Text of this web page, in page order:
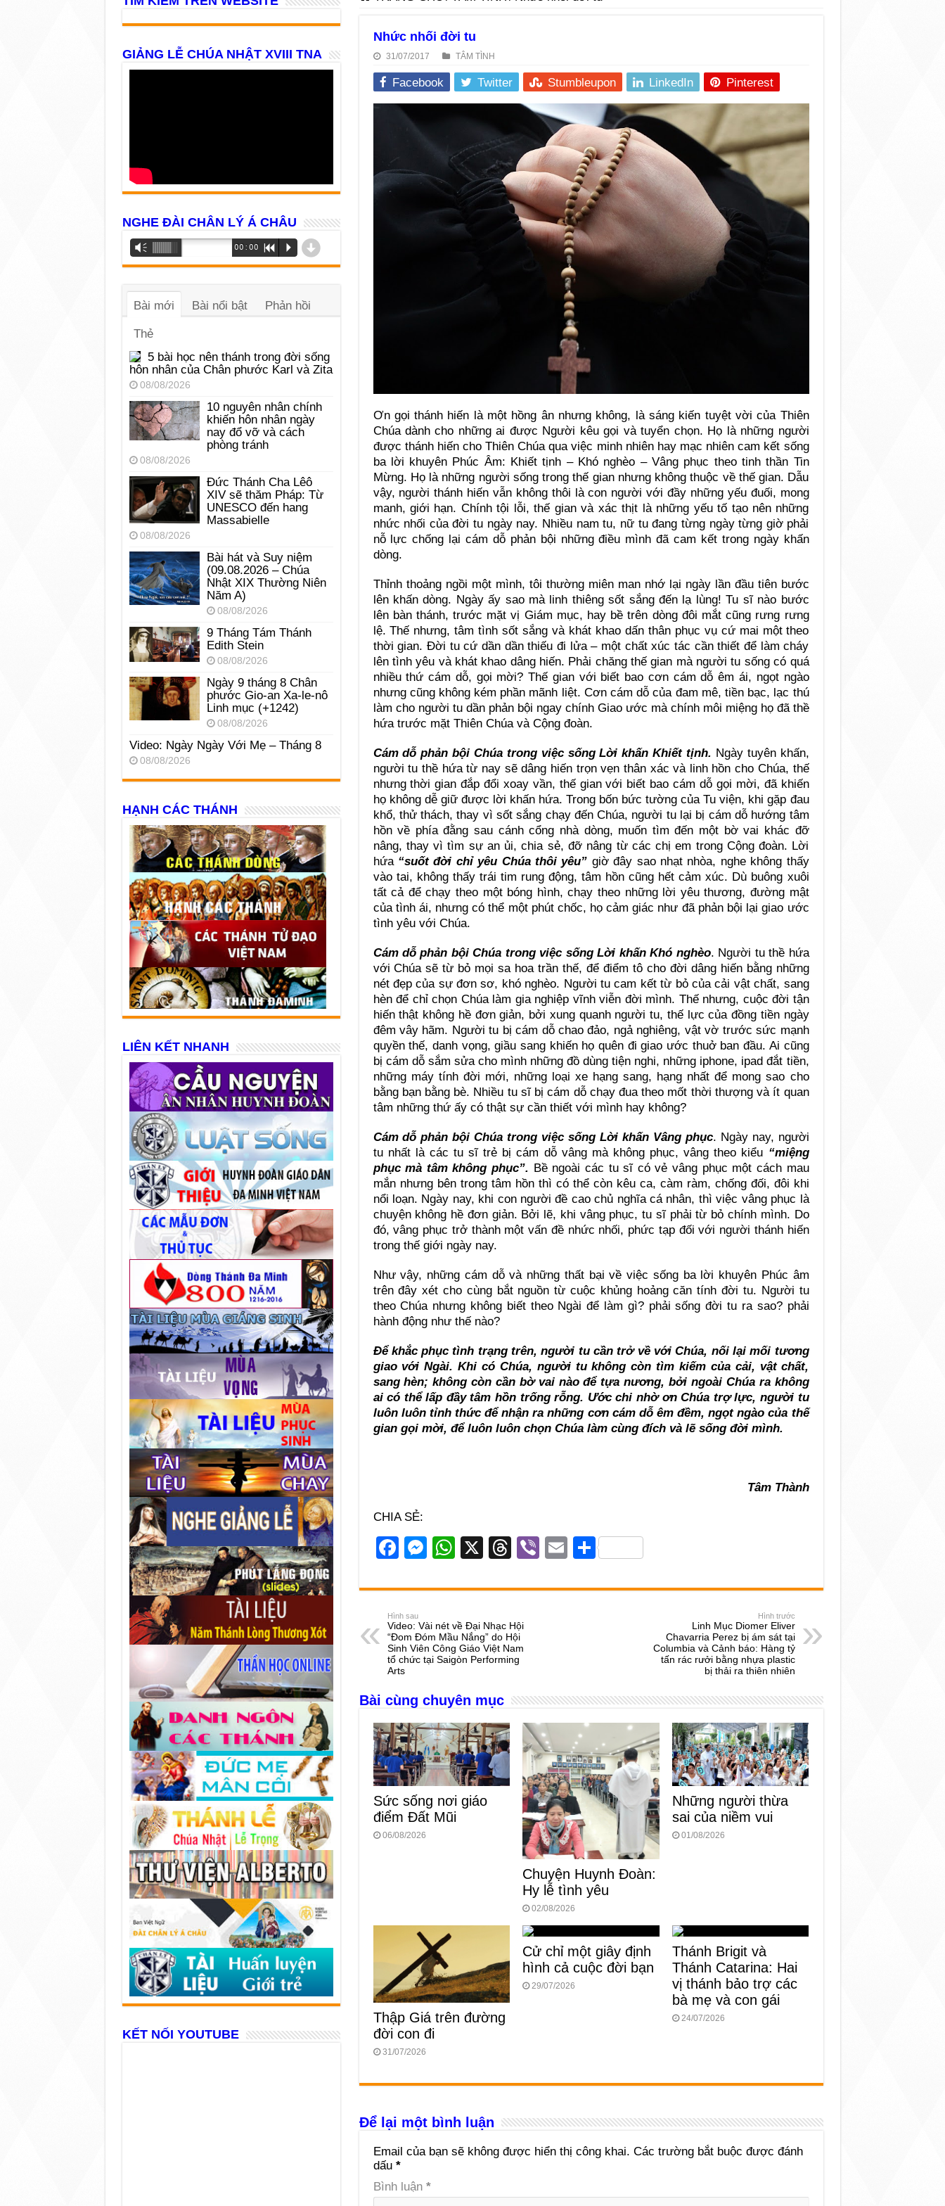
Nhức nhối đời tu
31/07/2017 TÂM TÌNH
Facebook Twitter Stumbleupon LinkedIn Pinterest
Ơn gọi thánh hiến là một hồng ân nhưng không, là sáng kiến tuyệt vời của Thiên
Chúa dành cho những ai được Người kêu gọi và tuyển chọn. Họ là những người
được thánh hiến cho Thiên Chúa qua việc minh nhiên hay mạc nhiên cam kết sống
ba lời khuyên Phúc Âm: Khiết tịnh – Khó nghèo – Vâng phục theo tinh thần Tin
Mừng. Họ là những người sống trong thế gian nhưng không thuộc về thế gian. Dẫu
vậy, người thánh hiến vẫn không thôi là con người với đầy những yếu đuối, mong
manh, giới hạn. Chính tội lỗi, thế gian và xác thịt là những yếu tố tạo nên những
nhức nhối của đời tu ngày nay. Nhiều nam tu, nữ tu đang từng ngày từng giờ phải
nỗ lực chống lại cám dỗ phản bội những điều mình đã cam kết trong ngày khấn
dòng.
Thỉnh thoảng ngồi một mình, tôi thường miên man nhớ lại ngày lần đầu tiên bước
lên khấn dòng. Ngày ấy sao mà linh thiêng sốt sắng đến lạ lùng! Tu sĩ nào bước
lên bàn thánh, trước mặt vị Giám mục, hay bề trên dòng đôi mắt cũng rưng rưng
lệ. Thế nhưng, tâm tình sốt sắng và khát khao dấn thân phục vụ cứ mai một theo
thời gian. Đời tu cứ dần dần thiếu đi lửa – một chất xúc tác cần thiết để làm cháy
lên tình yêu và khát khao dâng hiến. Phải chăng thế gian mà người tu sống có quá
nhiều thứ cám dỗ, gọi mời? Thế gian với biết bao cơn cám dỗ êm ái, ngọt ngào
nhưng cũng không kém phần mãnh liệt. Cơn cám dỗ của đam mê, tiền bạc, lạc thú
làm cho người tu dần phản bội ngay chính Giao ước mà chính môi miệng họ đã thề
hứa trước mặt Thiên Chúa và Cộng đoàn.
Cám dỗ phản bội Chúa trong việc sống Lời khấn Khiết tịnh. Ngày tuyên khấn,
người tu thề hứa từ nay sẽ dâng hiến trọn vẹn thân xác và linh hồn cho Chúa, thế
nhưng thời gian đắp đổi xoay vần, thế gian với biết bao cám dỗ gọi mời, đã khiến
họ không dễ giữ được lời khấn hứa. Trong bốn bức tường của Tu viện, khi gặp đau
khổ, thử thách, thay vì sốt sắng chạy đến Chúa, người tu lại bị cám dỗ hướng tâm
hồn về phía đằng sau cánh cổng nhà dòng, muốn tìm đến một bờ vai khác đỡ
nâng, thay vì tìm sự an ủi, chia sẻ, đỡ nâng từ các chị em trong Cộng đoàn. Lời
hứa “suốt đời chỉ yêu Chúa thôi yêu” giờ đây sao nhạt nhòa, nghe không thấy
vào tai, không thấy trái tim rung động, tâm hồn cũng hết cảm xúc. Dù buông xuôi
tất cả để chạy theo một bóng hình, chạy theo những lời yêu thương, đường mật
của tình ái, nhưng có thể một phút chốc, họ cảm giác như đã phản bội lại giao ước
tình yêu với Chúa.
Cám dỗ phản bội Chúa trong việc sống Lời khấn Khó nghèo. Người tu thề hứa
với Chúa sẽ từ bỏ mọi sa hoa trần thế, để điểm tô cho đời dâng hiến bằng những
nét đẹp của sự đơn sơ, khó nghèo. Người tu cam kết từ bỏ của cải vật chất, sang
hèn để chỉ chọn Chúa làm gia nghiệp vĩnh viễn đời mình. Thế nhưng, cuộc đời tận
hiến thật không hề đơn giản, bởi xung quanh người tu, thế lực của đồng tiền ngày
đêm vây hãm. Người tu bị cám dỗ chao đảo, ngả nghiêng, vật vờ trước sức mạnh
quyền thế, danh vọng, giầu sang khiến họ quên đi giao ước thuở ban đầu. Ai cũng
bị cám dỗ sắm sửa cho mình những đồ dùng tiện nghi, những iphone, ipad đắt tiền,
những máy tính đời mới, những loại xe hạng sang, hạng nhất để mong sao cho
bằng bạn bằng bè. Nhiều tu sĩ bị cám dỗ chạy đua theo mốt thời thượng và ít quan
tâm những thứ ấy có thật sự cần thiết với mình hay không?
Cám dỗ phản bội Chúa trong việc sống Lời khấn Vâng phục. Ngày nay, người
tu nhất là các tu sĩ trẻ bị cám dỗ vâng mà không phục, vâng theo kiểu “miệng
phục mà tâm không phục”. Bề ngoài các tu sĩ có vẻ vâng phục một cách mau
mắn nhưng bên trong tâm hồn thì có thể còn kêu ca, càm ràm, chống đối, đôi khi
nổi loạn. Ngày nay, khi con người đề cao chủ nghĩa cá nhân, thì việc vâng phục là
chuyện không hề đơn giản. Bởi lẽ, khi vâng phục, tu sĩ phải từ bỏ chính mình. Do
đó, vâng phục trở thành một vấn đề nhức nhối, phức tạp đối với người thánh hiến
trong thế giới ngày nay.
Như vậy, những cám dỗ và những thất bại về việc sống ba lời khuyên Phúc âm
trên đây xét cho cùng bắt nguồn từ cuộc khủng hoảng căn tính đời tu. Người tu
theo Chúa nhưng không biết theo Ngài để làm gì? phải sống đời tu ra sao? phải
hành động như thế nào?
Để khắc phục tình trạng trên, người tu cần trở về với Chúa, nối lại mối tương
giao với Ngài. Khi có Chúa, người tu không còn tìm kiếm của cải, vật chất,
sang hèn; không còn cần bờ vai nào để tựa nương, bởi ngoài Chúa ra không
ai có thể lấp đầy tâm hồn trống rỗng. Ước chi nhờ ơn Chúa trợ lực, người tu
luôn luôn tỉnh thức để nhận ra những cơn cám dỗ êm đềm, ngọt ngào của thế
gian gọi mời, để luôn luôn chọn Chúa làm cùng đích và lẽ sống đời mình.
Tâm Thành
CHIA SẺ:
F
c
e
b
o
o
k
M
ss
n
g
W
at
s
A
p
X
T
e
d
s
Vi
er
E
ail
S
ar
Hình sau
Video: Vài nét về Đại Nhạc Hội
“Đom Đóm Mầu Nắng” do Hội
Sinh Viên Công Giáo Việt Nam
tổ chức tại Saigòn Performing
Arts
Hình trước
Linh Mục Diomer Eliver
Chavarria Perez bị ám sát tại
Columbia và Cảnh báo: Hàng tỷ
tấn rác rưởi bằng nhựa plastic
bị thải ra thiên nhiên
Bài cùng chuyên mục
Sức sống nơi giáo
điểm Đất Mũi
06/08/2026
Chuyện Huynh Đoàn:
Hy lễ tình yêu
02/08/2026
Những người thừa
sai của niềm vui
01/08/2026
Thập Giá trên đường
đời con đi
31/07/2026
Cử chỉ một giây định
hình cả cuộc đời bạn
29/07/2026
Thánh Brigit và
Thánh Catarina: Hai
vị thánh bảo trợ các
bà mẹ và con gái
24/07/2026
Để lại một bình luận
Email của bạn sẽ không được hiển thị công khai. Các trường bắt buộc được đánh
dấu *
Bình luận *
GIẢNG LỄ CHÚA NHẬT XVIII TNA
NGHE ĐÀI CHÂN LÝ Á CHÂU
Trình
phát
âm
Vm 00:00 R P d
Bài mới Bài nổi bật Phản hồi
Thẻ
5 bài học nên thánh trong đời sống
hôn nhân của Chân phước Karl và Zita
08/08/2026
10 nguyên nhân chính
khiến hôn nhân ngày
nay đổ vỡ và cách
phòng tránh
08/08/2026
Đức Thánh Cha Lêô
XIV sẽ thăm Pháp: Từ
UNESCO đến hang
Massabielle
08/08/2026
Bài hát và Suy niệm
(09.08.2026 – Chúa
Nhật XIX Thường Niên
Năm A)
08/08/2026
9 Tháng Tám Thánh
Edith Stein
08/08/2026
Ngày 9 tháng 8 Chân
phước Gio-an Xa-le-nô
Linh mục (+1242)
08/08/2026
Video: Ngày Ngày Với Mẹ – Tháng 8
08/08/2026
HẠNH CÁC THÁNH
LIÊN KẾT NHANH
KẾT NỐI YOUTUBE